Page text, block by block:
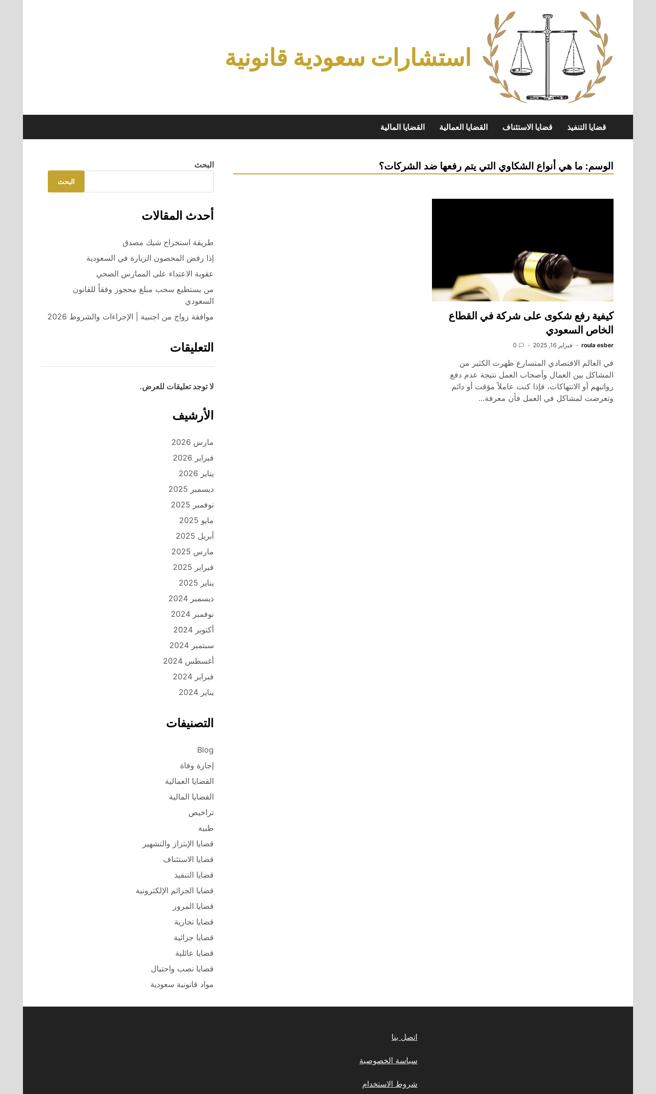
استشارات سعودية قانونية
قضايا التنفيذ قضايا الاستئناف القضايا العمالية القضايا المالية
الوسم: ما هي أنواع الشكاوي التي يتم رفعها ضد الشركات؟
كيفية رفع شكوى على شركة في القطاع
الخاص السعودي
roula esber فبراير 16, 2025 0
في العالم الاقتصادي المتسارع ظهرت الكثير من
المشاكل بين العمال وأصحاب العمل نتيجة عدم دفع
رواتبهم أو الانتهاكات، فإذا كنت عاملاً مؤقت أو دائم
وتعرضت لمشاكل في العمل فأن معرفة…
البحث
البحث
أحدث المقالات
طريقة استخراج شيك مصدق
إذا رفض المحضون الزيارة في السعودية
عقوبة الاعتداء على الممارس الصحي
من يستطيع سحب مبلغ محجوز وفقاً للقانون
السعودي
موافقة زواج من اجنبية | الإجراءات والشروط 2026
التعليقات
لا توجد تعليقات للعرض.
الأرشيف
مارس 2026
فبراير 2026
يناير 2026
ديسمبر 2025
نوفمبر 2025
مايو 2025
أبريل 2025
مارس 2025
فبراير 2025
يناير 2025
ديسمبر 2024
نوفمبر 2024
أكتوبر 2024
سبتمبر 2024
أغسطس 2024
فبراير 2024
يناير 2024
التصنيفات
Blog
إجازة وفاة
القضايا العمالية
القضايا المالية
تراخيص
طبية
قضايا الإبتزاز والتشهير
قضايا الاستئناف
قضايا التنفيذ
قضايا الجرائم الإلكترونية
قضايا المرور
قضايا تجارية
قضايا جزائية
قضايا عائلية
قضايا نصب واحتيال
مواد قانونية سعودية
اتصل بنا
سياسة الخصوصية
شروط الاستخدام